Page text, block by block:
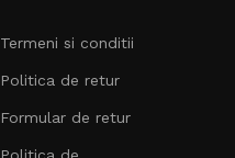
Termeni si conditii
Politica de retur
Formular de retur
Politica de